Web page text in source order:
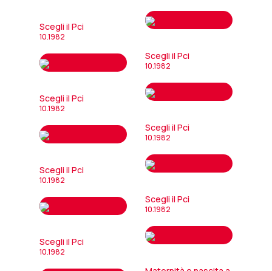
Scegli il Pci
10.1982
Scegli il Pci
10.1982
Scegli il Pci
10.1982
Scegli il Pci
10.1982
Scegli il Pci
10.1982
Scegli il Pci
10.1982
Scegli il Pci
10.1982